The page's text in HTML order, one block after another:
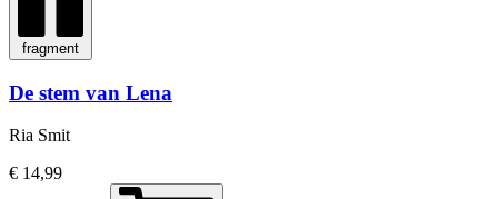
fragment
De stem van Lena
Ria Smit
€ 14,99